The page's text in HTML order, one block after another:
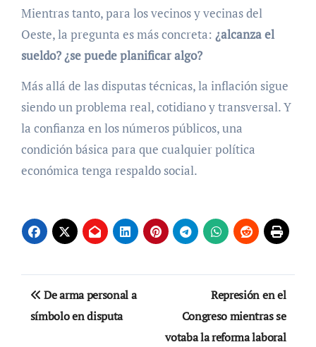
Mientras tanto, para los vecinos y vecinas del
Oeste, la pregunta es más concreta: ¿alcanza el
sueldo? ¿se puede planificar algo?
Más allá de las disputas técnicas, la inflación sigue
siendo un problema real, cotidiano y transversal. Y
la confianza en los números públicos, una
condición básica para que cualquier política
económica tenga respaldo social.
Navegación
de
De arma personal a
símbolo en disputa
Represión en el
Congreso mientras se
votaba la reforma laboral